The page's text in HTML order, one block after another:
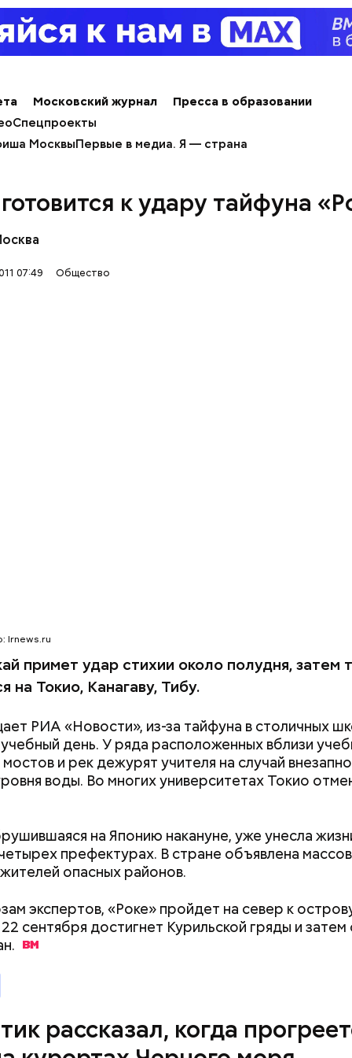
Московский журнал
Пресса в образовании
Спецпроекты
МосквыПервые в медиа. Я — страна
к удару тайфуна
07:49 Общество
lrnews.ru
примет удар стихии около полудня, затем
на Токио, Канагаву, Тибу.
РИА «Новости», из-за тайфуна в столичных
день. У ряда расположенных вблизи
и рек дежурят учителя на случай
воды. Во многих университетах Токио
на Японию накануне, уже унесла
префектурах. В стране объявлена
опасных районов.
экспертов, «Роке» пройдет на север к
сентября достигнет Курильской гряды и
рассказал, когда
с середины следующей недели
прогреваться, потому что на юг России
недели — плюс 24-28 градусов,
искать информацию и сроки